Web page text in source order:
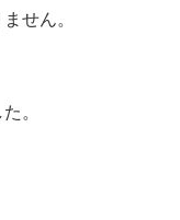
せん。
。